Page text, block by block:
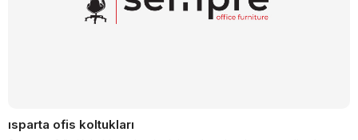
ısparta ofis koltukları